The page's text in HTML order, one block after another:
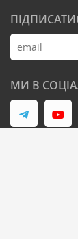
МИ В